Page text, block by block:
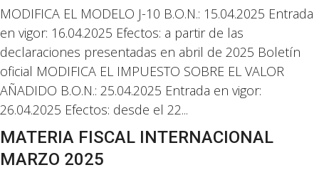
MODIFICA EL MODELO J-10 B.O.N.: 15.04.2025 Entrada
en vigor: 16.04.2025 Efectos: a partir de las
declaraciones presentadas en abril de 2025 Boletín
oficial MODIFICA EL IMPUESTO SOBRE EL VALOR
AÑADIDO B.O.N.: 25.04.2025 Entrada en vigor:
26.04.2025 Efectos: desde el 22...
MATERIA FISCAL INTERNACIONAL
MARZO 2025